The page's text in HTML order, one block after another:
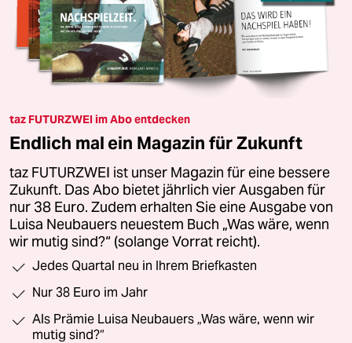
taz FUTURZWEI im Abo entdecken
Endlich mal ein Magazin für Zukunft
taz FUTURZWEI ist unser Magazin für eine bessere
Zukunft. Das Abo bietet jährlich vier Ausgaben für
nur 38 Euro. Zudem erhalten Sie eine Ausgabe von
Luisa Neubauers neuestem Buch „Was wäre, wenn
wir mutig sind?“ (solange Vorrat reicht).
Jedes Quartal neu in Ihrem Briefkasten
Nur 38 Euro im Jahr
Als Prämie Luisa Neubauers „Was wäre, wenn wir
mutig sind?“